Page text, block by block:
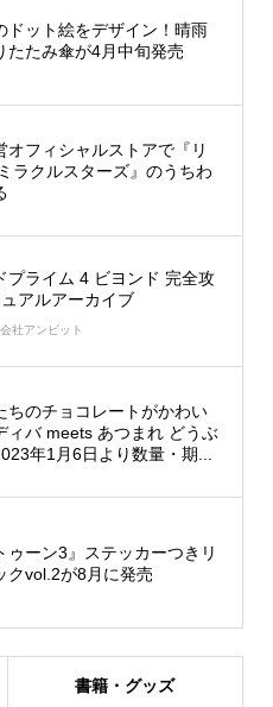
ドット絵をデザイン！晴雨
たたみ傘が4月中旬発売
オフィシャルストアで『リ
ラクルスターズ』のうちわ
プライム 4 ビヨンド 完全攻
アルアーカイブ
社アンビット
ちのチョコレートがかわい
ィバ meets あつまれ どうぶ
年1月6日より数量・期...
ゥーン3』ステッカーつきリ
クvol.2が8月に発売
書籍・グッズ